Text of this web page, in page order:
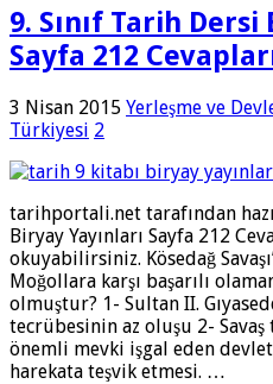
9. Sınıf Tarih Dersi
Sayfa 212
3 Nisan 2015 Yerleşme ve
Türkiyesi 2
tarihportali.net tarafından
Biryay Yayınları Sayfa 212
okuyabilirsiniz. Kösedağ
Moğollara karşı başarılı
olmuştur? 1- Sultan II.
tecrübesinin az oluşu 2-
önemli mevki işgal eden
harekata teşvik etmesi. …